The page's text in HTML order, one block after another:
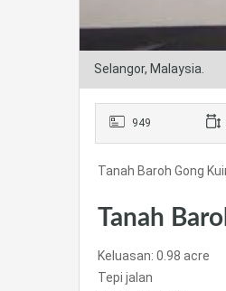
Selangor, Malaysia.
949
Tanah Baroh Gong
Tanah
Keluasan: 0.98 acre
Tepi jalan